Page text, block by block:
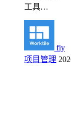
工具…
fiy
项目管理